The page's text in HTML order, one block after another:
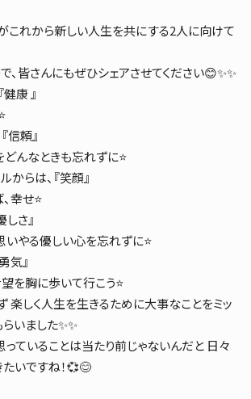
これから新しい人生を共にする2人に向けて
、皆さんにもぜひシェアさせてください😊✨✨
康 』
信頼』
んなときも忘れずに⭐️
からは、『笑顔』
幸せ⭐️
さ』
いやる優しい心を忘れずに⭐️
気』
を胸に歩いて行こう⭐️
楽しく人生を生きるために大事なことをミッ
いました✨✨
ていることは当たり前じゃないんだと 日々
いですね！💞😊